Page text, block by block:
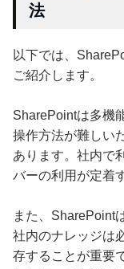
法
以下では、
ご紹介します。
SharePointは多機
操作方法が難しい
あります。社内で
バーの利用が定着
また、SharePoint
社内のナレッジは
存することが重要